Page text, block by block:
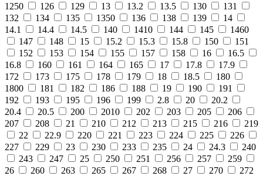
1250
126 129 13 13.2 13.5 130
131
132
134 135 1350 136 138 139
14
14.1
14.4 14.5 140 1410 144 145
1460
147
148 15 15.2 15.3 15.8 150
151
152
153 154 155 157 158 16
16.5
16.8
160 161 164 165 17 17.8
17.9
172
173 175 178 179 18 18.5
180
1800
181 182 186 188 19 190
191
192
193 195 196 199 2.8 20
20.2
20.4
20.5 200 2010 202 203 205
206
207
208 21 210 212 213 215 216
219
22
22.9 220 221 223 224 225
226
227
229 23 230 233 235 24 24.3
240
243
247 25 250 251 256 257
259
26
260 263 265 267 268 27 270
272